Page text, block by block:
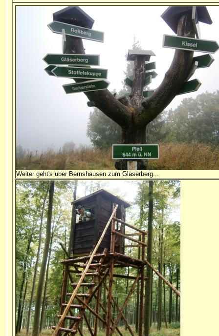
Weiter geht's über Bernshausen zum Gläserberg...